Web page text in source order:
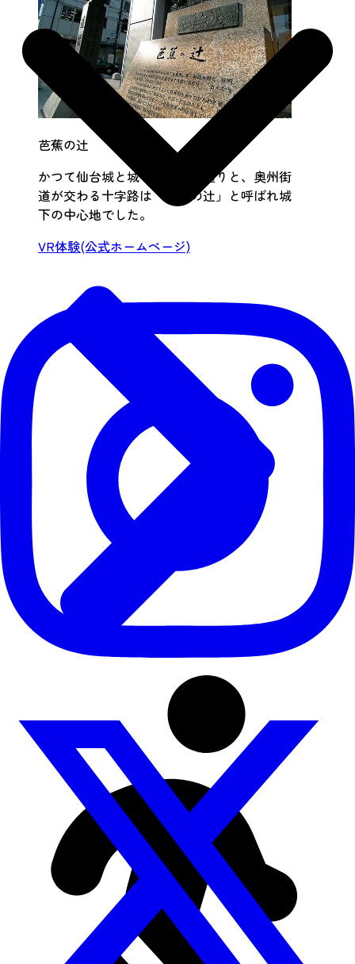
芭蕉の辻
かつて仙台城と城下を結ぶ大通りと、奥州街
道が交わる十字路は「芭蕉の辻」と呼ばれ城
下の中心地でした。
VR体験(公式ホームページ)